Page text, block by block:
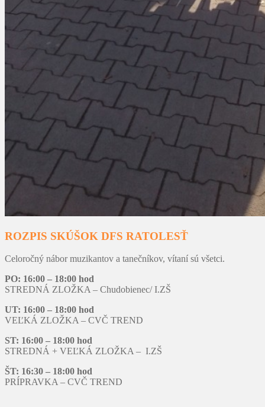
ROZPIS SKÚŠOK DFS RATOLESŤ
Celoročný nábor muzikantov a tanečníkov, vítaní sú všetci.
PO: 16:00 – 18:00 hod
STREDNÁ ZLOŽKA – Chudobienec/ I.ZŠ
UT: 16:00 – 18:00 hod
VEĽKÁ ZLOŽKA – CVČ TREND
ST: 16:00 – 18:00 hod
STREDNÁ + VEĽKÁ ZLOŽKA – I.ZŠ
ŠT: 16:30 – 18:00 hod
PRÍPRAVKA – CVČ TREND